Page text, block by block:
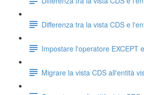
Differenza tra la vista CDS e
Impostare l'operatore EXCEPT
Migrare la vista CDS all'entità